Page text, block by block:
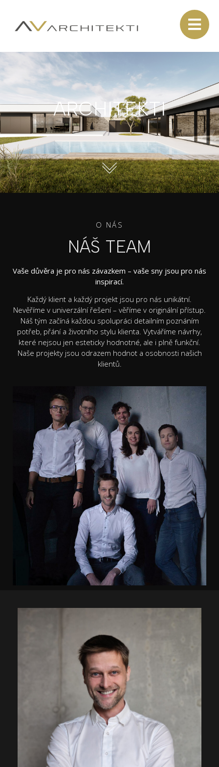
ARCHITEKTI
O NÁS
NÁŠ TEAM
Vaše důvěra je pro nás závazkem – vaše sny jsou pro nás
inspirací.
Každý klient a každý projekt jsou pro nás unikátní.
Nevěříme v univerzální řešení – věříme v originální přístup.
Náš tým začíná každou spolupráci detailním poznáním
potřeb, přání a životního stylu klienta. Vytváříme návrhy,
které nejsou jen esteticky hodnotné, ale i plně funkční.
Naše projekty jsou odrazem hodnot a osobnosti našich
klientů.